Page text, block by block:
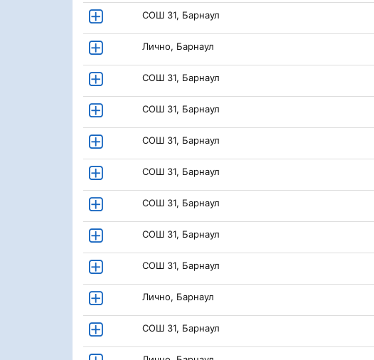
СОШ 31, Барнаул
Лично, Барнаул
СОШ 31, Барнаул
СОШ 31, Барнаул
СОШ 31, Барнаул
СОШ 31, Барнаул
СОШ 31, Барнаул
СОШ 31, Барнаул
СОШ 31, Барнаул
Лично, Барнаул
СОШ 31, Барнаул